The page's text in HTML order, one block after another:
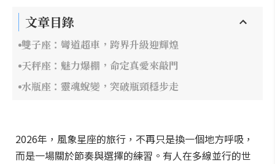
文章目錄
雙子座：彎道超車，跨界升級迎輝煌
天秤座：魅力爆棚，命定真愛來敲門
水瓶座：靈魂蛻變，突破瓶頸穩步走
2026年，風象星座的旅行，不再只是換一個地方呼吸，
而是一場關於節奏與選擇的練習。有人在多線並行的世